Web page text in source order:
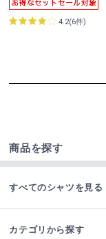
4.2(6件)
商品を探す
すべてのシャツを見る
カテゴリから探す